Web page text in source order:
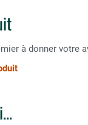
à donner votre